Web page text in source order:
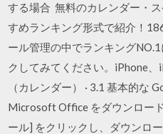
する場合 無料のカレンダー・
すめランキング形式で紹介！
ール管理の中でランキング
クしてみてください。iPhone
（カレンダー） · 3.1 基本的な
Microsoft Office をダウンロー
ール] をクリックし、ダウンロ